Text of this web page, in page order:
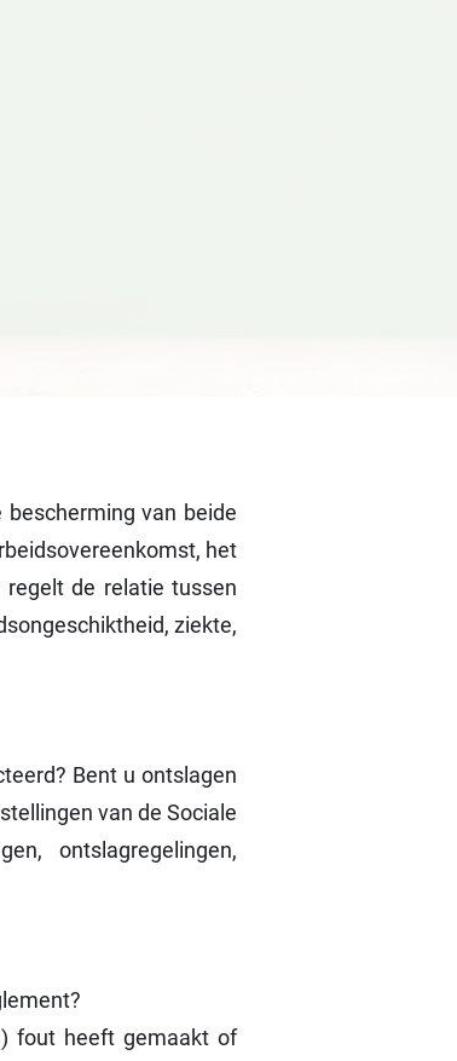
van beide
het
de relatie tussen
ziekte,
Bent u ontslagen
van de Sociale
ontslagregelingen,
fout heeft gemaakt of